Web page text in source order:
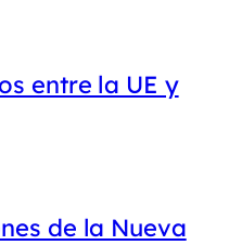
entre la UE y
de la Nueva